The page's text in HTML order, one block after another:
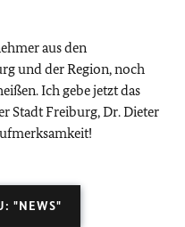
aus den
und der Region, noch
Ich gebe jetzt das
Stadt Freiburg, Dr. Dieter
"NEWS"